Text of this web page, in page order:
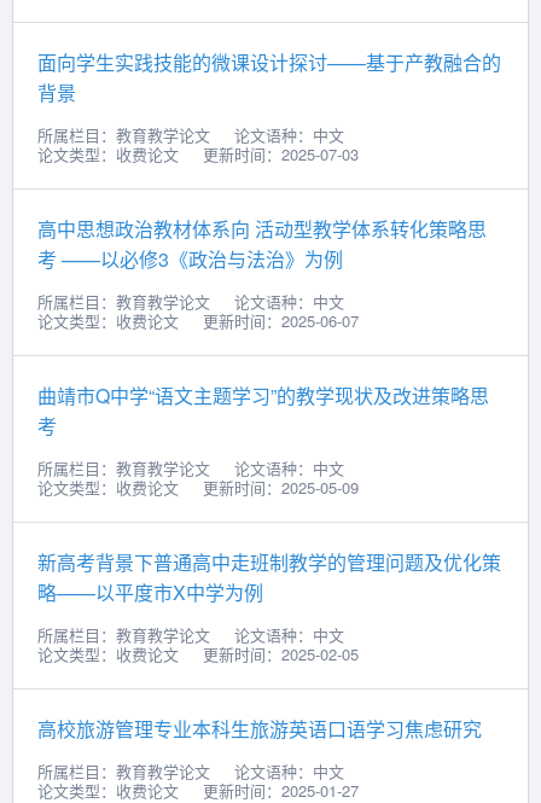
面向学生实践技能的微课设计探讨——基于产教融合的
背景
所属栏目：教育教学论文
论文语种：中文
论文类型：收费论文
更新时间：2025-07-03
高中思想政治教材体系向 活动型教学体系转化策略思
考 ——以必修3《政治与法治》为例
所属栏目：教育教学论文
论文语种：中文
论文类型：收费论文
更新时间：2025-06-07
曲靖市Q中学“语文主题学习”的教学现状及改进策略思
考
所属栏目：教育教学论文
论文语种：中文
论文类型：收费论文
更新时间：2025-05-09
新高考背景下普通高中走班制教学的管理问题及优化策
略——以平度市X中学为例
所属栏目：教育教学论文
论文语种：中文
论文类型：收费论文
更新时间：2025-02-05
高校旅游管理专业本科生旅游英语口语学习焦虑研究
所属栏目：教育教学论文
论文语种：中文
论文类型：收费论文
更新时间：2025-01-27